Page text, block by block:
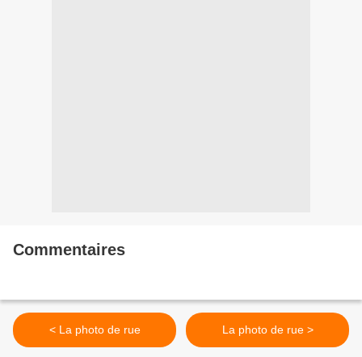
Commentaires
< La photo de rue La photo de rue >